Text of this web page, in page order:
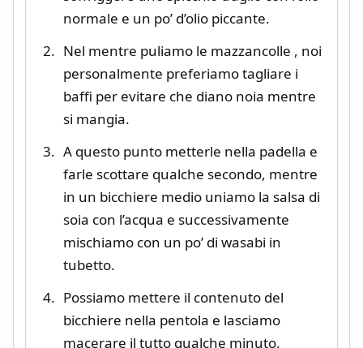
normale e un po’ d’olio piccante.
Nel mentre puliamo le mazzancolle , noi
personalmente preferiamo tagliare i
baffi per evitare che diano noia mentre
si mangia.
A questo punto metterle nella padella e
farle scottare qualche secondo, mentre
in un bicchiere medio uniamo la salsa di
soia con l’acqua e successivamente
mischiamo con un po’ di wasabi in
tubetto.
Possiamo mettere il contenuto del
bicchiere nella pentola e lasciamo
macerare il tutto qualche minuto.